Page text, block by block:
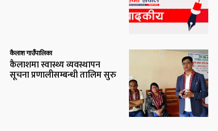
कैलाश गाउँपालिका
कैलाशमा स्वास्थ्य व्यवस्थापन
सूचना प्रणालीसम्बन्धी तालिम सुरु